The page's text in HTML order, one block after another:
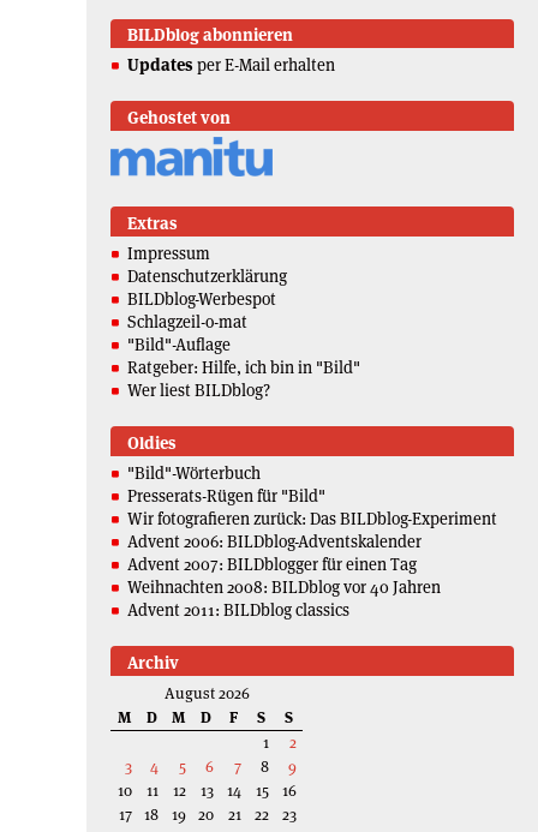
BILDblog abonnieren
Updates per E-Mail erhalten
Gehostet von
Extras
Impressum
Datenschutzerklärung
BILDblog-Werbespot
Schlagzeil-o-mat
"Bild"-Auflage
Ratgeber: Hilfe, ich bin in "Bild"
Wer liest BILDblog?
Oldies
"Bild"-Wörterbuch
Presserats-Rügen für "Bild"
Wir fotografieren zurück: Das BILDblog-Experiment
Advent 2006: BILDblog-Adventskalender
Advent 2007: BILDblogger für einen Tag
Weihnachten 2008: BILDblog vor 40 Jahren
Advent 2011: BILDblog classics
Archiv
August 2026
M
D M D F S
S
1
2
3
4 5 6 7 8
9
10
11 12 13 14 15
16
17 18 19 20 21 22
23